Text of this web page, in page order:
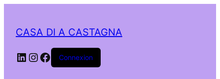
CASA DI A CASTAGNA
LinkedIn
Instagram
Facebook
Connexion